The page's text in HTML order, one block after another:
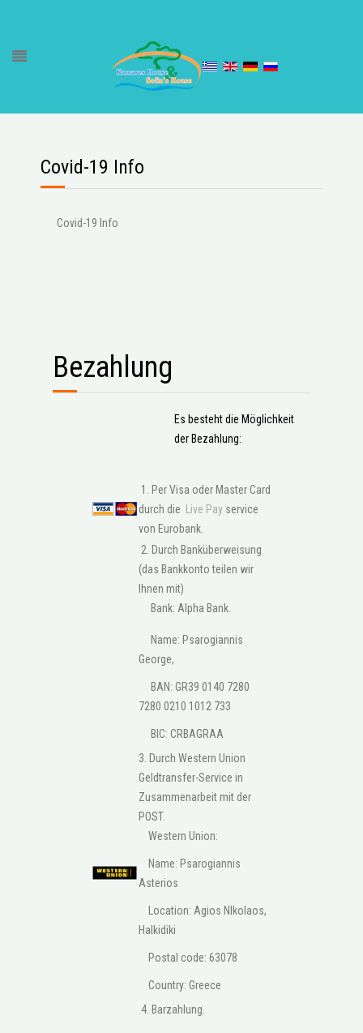
Covid-19 Info
Covid-19 Info
Bezahlung
Es besteht die Möglichkeit
der Bezahlung:
1. Per Visa oder Master Card
durch die
Live Pay service
von Eurobank.
2. Durch Banküberweisung
(das Bankkonto teilen wir
Ihnen mit)
Bank: Alpha Bank.
Name: Psarogiannis
George,
BAN: GR39 0140 7280
7280 0210 1012 733
BIC: CRBAGRAA
3. Durch Western Union
Geldtransfer-Service in
Zusammenarbeit mit der
POST.
Western Union:
Name: Psarogiannis
Asterios
Location: Agios NIkolaos,
Halkidiki
Postal code: 63078
Country: Greece
4. Barzahlung.